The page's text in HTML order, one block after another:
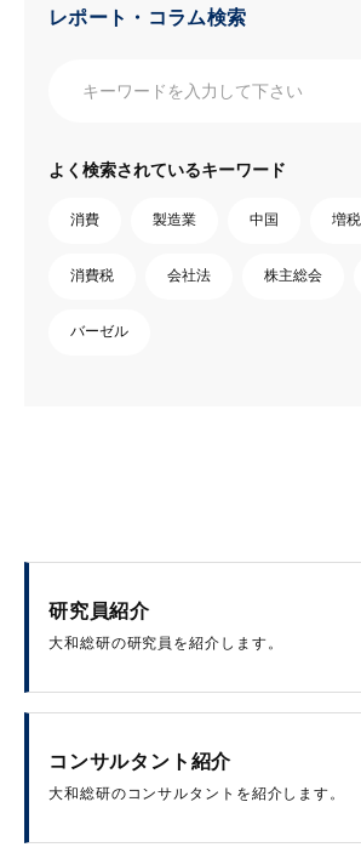
レポート・コラム検索
よく検索されているキーワード
消費 製造業 中国 増税
消費税 会社法 株主総会
バーゼル
研究員紹介
大和総研の研究員を紹介します。
コンサルタント紹介
大和総研のコンサルタントを紹介します。